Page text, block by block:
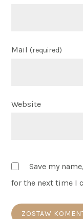
Mail (required)
Website
Save my
for the next time I